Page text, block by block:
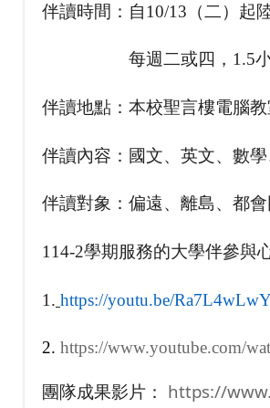
伴讀時間：自10/13 （二）起
每週二或四， 1.5
伴讀地點：本校聖言樓電腦教
伴讀內容：國文、英文、數
伴讀對象：偏遠、離島、都
114-2學期服務的大學伴參與
1. https://youtu.be/
2. https://www.youtube.com/
團隊成果影片： https://